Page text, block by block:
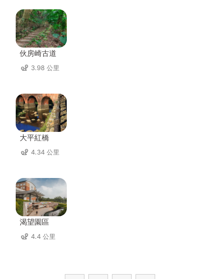
伙房崎古道
3.98 公里
大平紅橋
4.34 公里
渴望園區
4.4 公里